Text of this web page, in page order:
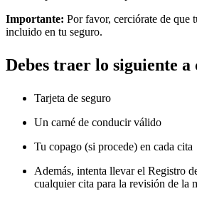
Importante: Por favor, cerciórate de que
incluido en tu seguro.
Debes traer lo siguiente a
Tarjeta de seguro
Un carné de conducir válido
Tu copago (si procede) en cada cita
Además, intenta llevar el Registro
cualquier cita para la revisión de la